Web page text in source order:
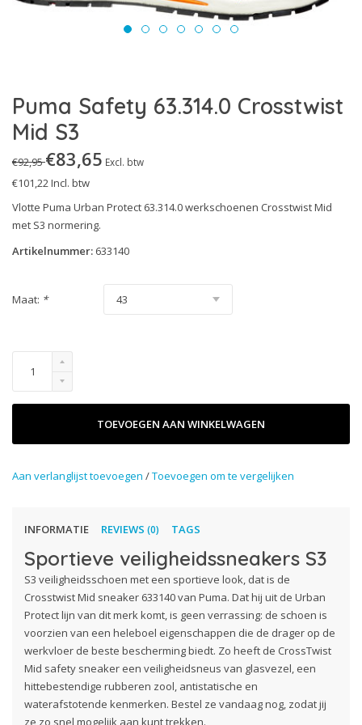
White'n Service
Heritage
Uitleg Normering
Puma Safety 63.314.0 Crosstwist
Mid S3
€92,95€83,65 Excl. btw
€101,22Incl. btw
Vlotte Puma Urban Protect 63.314.0 werkschoenen Crosstwist Mid
met S3 normering.
Artikelnummer: 633140
Maat: *
TOEVOEGEN AAN WINKELWAGEN
Aan verlanglijst toevoegen /Toevoegen om te vergelijken
INFORMATIE REVIEWS (0) TAGS
Sportieve veiligheidssneakers S3
S3 veiligheidsschoen met een sportieve look, dat is de
Crosstwist Mid sneaker 633140 van Puma. Dat hij uit de Urban
Protect lijn van dit merk komt, is geen verrassing: de schoen is
voorzien van een heleboel eigenschappen die de drager op de
werkvloer de beste bescherming biedt. Zo heeft de CrossTwist
Mid safety sneaker een veiligheidsneus van glasvezel, een
hittebestendige rubberen zool, antistatische en
waterafstotende kenmerken. Bestel ze vandaag nog, zodat jij
ze zo snel mogelijk aan kunt trekken.